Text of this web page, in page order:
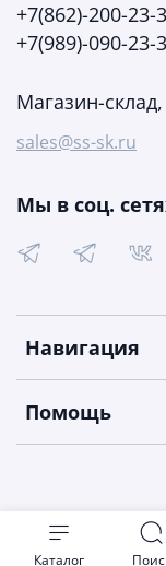
Навигация
Помощь
+7(862)-200-23-
+7(989)-090-23-
Магазин-
sales@ss-sk.ru
Мы в соц.
Каталог